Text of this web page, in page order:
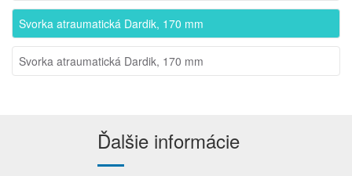
Svorka atraumatická Dardik, 170 mm
Svorka atraumatická Dardik, 170 mm
Ďalšie informácie